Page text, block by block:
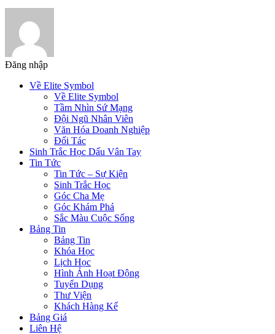
Đăng nhập
Về Elite Symbol
Về Elite Symbol
Tầm Nhìn Sứ Mạng
Đội Ngũ Nhân Viên
Văn Hóa Doanh Nghiệp
Đối Tác
Sinh Trắc Học Dấu Vân Tay
Tin Tức
Tin Tức – Sự Kiện
Sinh Trắc Học
Góc Cha Mẹ
Góc Khám Phá
Sắc Màu Cuộc Sống
Bảng Tin
Bảng Tin
Khóa Học
Lịch Học
Hình Ảnh Hoạt Động
Tuyển Dụng
Thư Viện
Khách Hàng Kể
Bảng Giá
Liên Hệ